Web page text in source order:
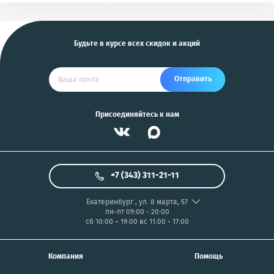
Будьте в курсе всех скидок и акций
Отправить
Присоединяйтесь к нам
Помощь
Компания
+7 (343) 311-21-11
Екатеринбург, ул. 8 марта, 57
пн-пт 09:00 - 20:00
сб 10:00 – 19:00 вс 11:00 - 17:00